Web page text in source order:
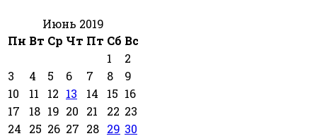
Июнь 2019
Пн Вт Ср Чт Пт Сб Вс
1
2
3
4 5 6 7 8
9
10
11 12 13 14 15 16
17
18 19 20 21 22 23
24
25 26 27 28 29 30